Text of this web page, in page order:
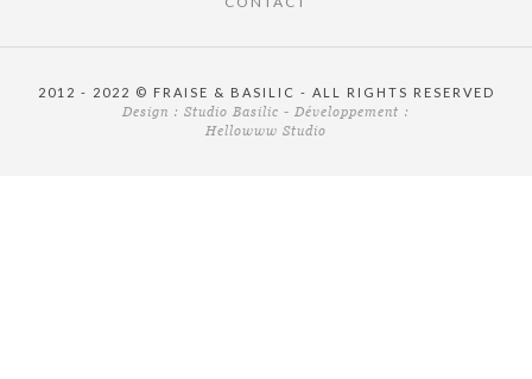
2012 - 2022 © FRAISE & BASILIC - ALL RIGHTS RESERVED
Design : Studio Basilic - Développement :
Hellowww Studio